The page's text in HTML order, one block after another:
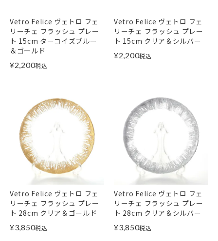
Vetro Felice ヴェトロ フェ
リーチェ フラッシュ プレー
ト 15cm ターコイズブルー
＆ゴールド
¥2,200税込
Vetro Felice ヴェトロ フェ
リーチェ フラッシュ プレー
ト 15cm クリア＆シルバー
¥2,200税込
Vetro Felice ヴェトロ フェ
リーチェ フラッシュ プレー
ト 28cm クリア＆ゴールド
¥3,850税込
Vetro Felice ヴェトロ フェ
リーチェ フラッシュ プレー
ト 28cm クリア＆シルバー
¥3,850税込